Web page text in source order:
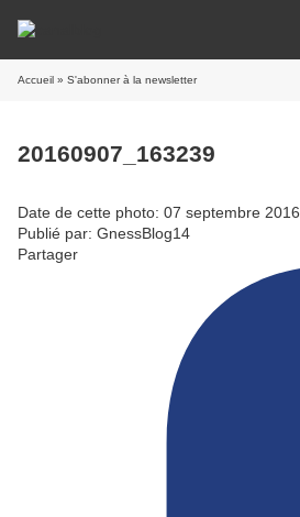
Accueil » S'abonner à la newsletter
20160907_163239
Date de cette photo: 07 septembre 2016
Publié par: GnessBlog14
Partager